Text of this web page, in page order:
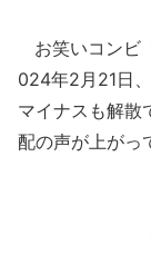
お笑いコンビ
024年2月21日
マイナスも解散
配の声が上がっ